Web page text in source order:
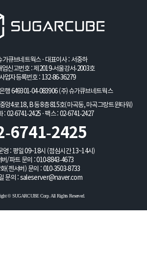
가큐브네트웍스 · 대표이사 : 서중하
업신고번호 : 제2019-서울강서-2003호
사업자등록번호 : 132-86-36279
행 649301-04-083906 (주)슈가큐브네트웍스
앙4로 18, B동 8층 815호(마곡동, 마곡그랑트윈타워)
: 02-6741-2425 · 팩스 : 02-6741-2427
6741-2425
영 : 평일 09~18시 (점심시간 13~14시)
버/파트 문의 :010-8843-4673
(젠서버) 문의 : 010-3503-8733
문의 : saleserver@naver.com
© SUGARCUBE Corp. All Rights Reserved.